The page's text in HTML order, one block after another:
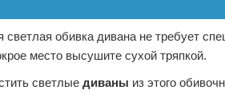
обивка дивана не требует
место высушите сухой тряпкой.
светлые диваны из этого